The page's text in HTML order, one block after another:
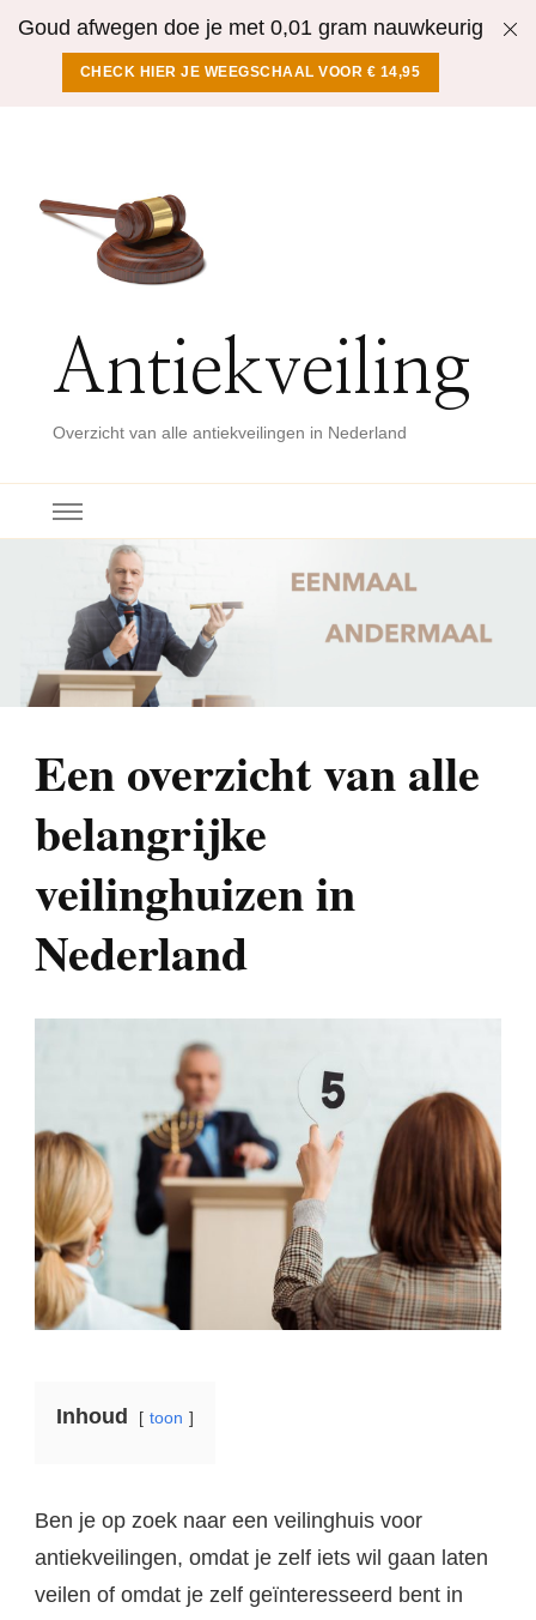
Goud afwegen doe je met 0,01 gram nauwkeurig
CHECK HIER JE WEEGSCHAAL VOOR € 14,95
Antiekveiling
Overzicht van alle antiekveilingen in Nederland
Een overzicht van alle
belangrijke
veilinghuizen in
Nederland
Inhoud toon
Ben je op zoek naar een veilinghuis voor
antiekveilingen, omdat je zelf iets wil gaan laten
veilen of omdat je zelf geïnteresseerd bent in